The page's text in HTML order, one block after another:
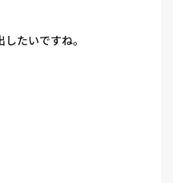
たいですね。